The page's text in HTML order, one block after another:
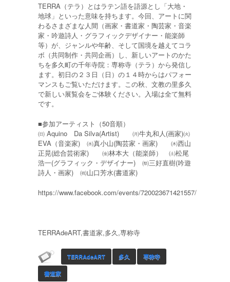
TERRA（テラ）とはラテン語を語源とし「大地・
地球」といった意味を持ちます。今回、アートに関
わるさまざまな人間（画家・書道家・陶芸家・音楽
家・吟遊詩人・グラフィックデザイナー・能楽師
等）が、ジャンルや年齢、そして国境を越えてコラ
ボ（共同制作・共同企画）し、新しいアートのかた
ちを多久町の千年寺院：専称寺（テラ）から発信し
ます。初日の２３日（日）の１４時からはパフォー
マンスもご覧いただけます。この秋、文教の里多久
で新しい展覧会をご体験ください。入場は全て無料
です。
■参加アーティスト（50音順）
㈰ Aquino Da Silva(Artist) ㈪牛丸和人(画家)㈫
EVA（音楽家) ㈬真小山(陶芸家・画家) ㈭西山
正晃(総合芸術家) ㈮林本大（能楽師） ㈯松尾
浩一(グラフィック・デザイナー) ㉀三好直樹(吟遊
詩人・画家) ㈷山口芳水(書道家)
https://www.facebook.com/events/720023671421557/
TERRAdeART,書道家,多久,専称寺
TERRAdeART 多久 専称寺
書道家